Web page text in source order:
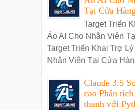
Tại Cửa Hàng
Target Triển
Ảo AI Cho Nhân Viên
Target Triển Khai Trợ
Nhân Viên Tại Cửa
Claude 3.5
cao Phân
thanh với